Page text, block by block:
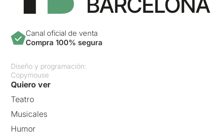
Canal oficial de venta
Compra 100% segura
Diseño y programación:
Copymouse
Quiero ver
Teatro
Musicales
Humor